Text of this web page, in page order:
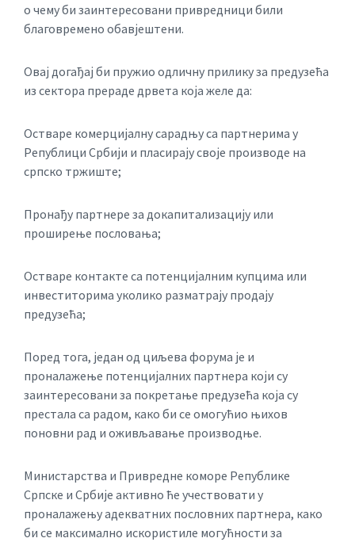
о чему би заинтересовани привредници били
благовремено обавјештени.
Овај догађај би пружио одличну прилику за предузећа
из сектора прераде дрвета која желе да:
Остваре комерцијалну сарадњу са партнерима у
Републици Србији и пласирају своје производе на
српско тржиште;
Пронађу партнере за докапитализацију или
проширење пословања;
Остваре контакте са потенцијалним купцима или
инвеститорима уколико разматрају продају
предузећа;
Поред тога, један од циљева форума је и
проналажење потенцијалних партнера који су
заинтересовани за покретање предузећа која су
престала са радом, како би се омогућио њихов
поновни рад и оживљавање производње.
Министарства и Привредне коморе Републике
Српске и Србије активно ће учествовати у
проналажењу адекватних пословних партнера, како
би се максимално искористиле могућности за